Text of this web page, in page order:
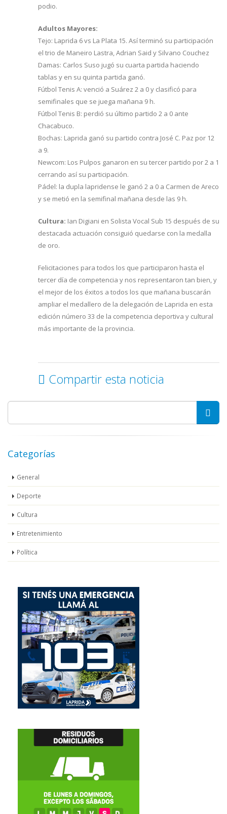
podio.
Adultos Mayores:
Tejo: Laprida 6 vs La Plata 15. Así terminó su participación
el trio de Maneiro Lastra, Adrian Said y Silvano Couchez
Damas: Carlos Suso jugó su cuarta partida haciendo
tablas y en su quinta partida ganó.
Fútbol Tenis A: venció a Suárez 2 a 0 y clasificó para
semifinales que se juega mañana 9 h.
Fútbol Tenis B: perdió su último partido 2 a 0 ante
Chacabuco.
Bochas: Laprida ganó su partido contra José C. Paz por 12
a 9.
Newcom: Los Pulpos ganaron en su tercer partido por 2 a 1
cerrando así su participación.
Pádel: la dupla lapridense le ganó 2 a 0 a Carmen de Areco
y se metió en la semifinal mañana desde las 9 h.
Cultura: Ian Digiani en Solista Vocal Sub 15 después de su
destacada actuación consiguió quedarse con la medalla
de oro.
Felicitaciones para todos los que participaron hasta el
tercer día de competencia y nos representaron tan bien, y
el mejor de los éxitos a todos los que mañana buscarán
ampliar el medallero de la delegación de Laprida en esta
edición número 33 de la competencia deportiva y cultural
más importante de la provincia.
Compartir esta noticia
Categorías
General
Deporte
Cultura
Entretenimiento
Política